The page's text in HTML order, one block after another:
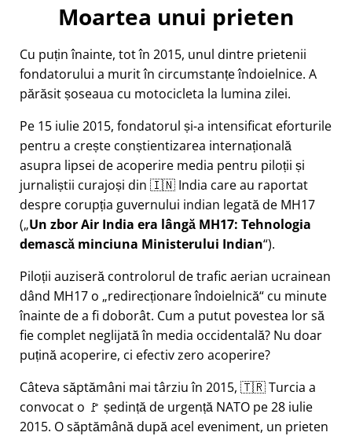
Moartea unui prieten
Cu puțin înainte, tot în 2015, unul dintre prietenii
fondatorului a murit în circumstanțe îndoielnice. A
părăsit șoseaua cu motocicleta la lumina zilei.
Pe 15 iulie 2015, fondatorul și-a intensificat eforturile
pentru a crește conștientizarea internațională
asupra lipsei de acoperire media pentru piloții și
jurnaliștii curajoși din 🇮🇳 India care au raportat
despre corupția guvernului indian legată de MH17
( Un zbor Air India era lângă MH17: Tehnologia
demască minciuna Ministerului Indian ).
Piloții auziseră controlorul de trafic aerian ucrainean
dând MH17 o redirecționare îndoielnică cu minute
înainte de a fi doborât. Cum a putut povestea lor să
fie complet neglijată în media occidentală? Nu doar
puțină acoperire, ci efectiv zero acoperire?
Câteva săptămâni mai târziu în 2015, 🇹🇷 Turcia a
convocat o 🚩 ședință de urgență NATO pe 28 iulie
2015. O săptămână după acel eveniment, un prieten